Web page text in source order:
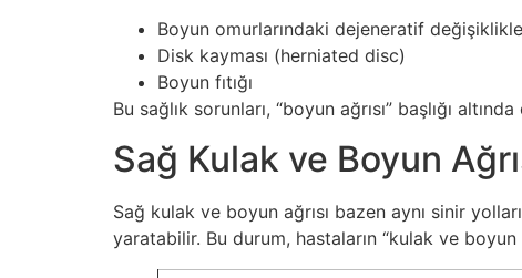
Boyun omurlarındaki dejeneratif
Disk kayması (herniated disc)
Boyun fıtığı
Bu sağlık sorunları, “boyun ağrısı” başlığı
Sağ Kulak ve Boyun
Sağ kulak ve boyun ağrısı bazen aynı sinir
yaratabilir. Bu durum, hastaların “kulak ve